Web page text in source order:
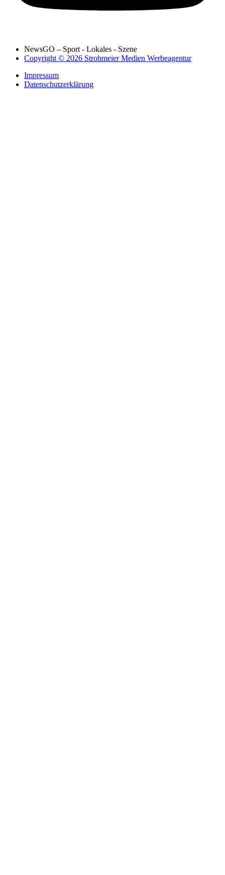
NewsGO – Sport - Lokales - Szene
Copyright © 2026 Strohmeier Medien Werbeagentur
Impressum
Datenschutzerklärung